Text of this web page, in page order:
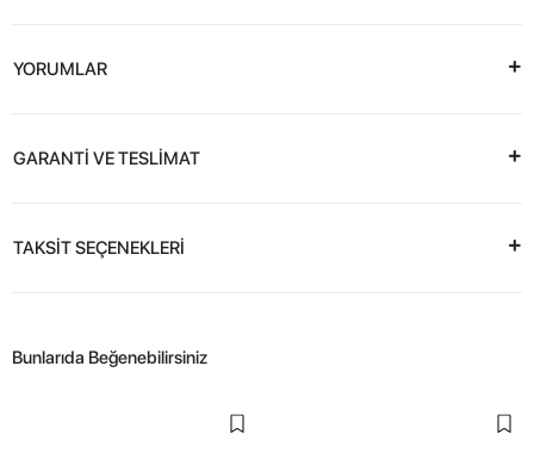
YORUMLAR
GARANTİ VE TESLİMAT
TAKSİT SEÇENEKLERİ
Bunlarıda Beğenebilirsiniz